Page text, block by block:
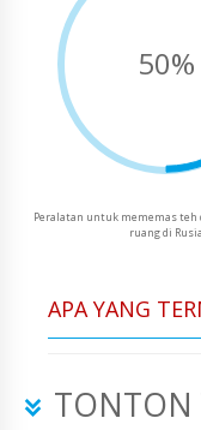
50%
Peralatan untuk mememas teh
ruang di Rusia
APA YANG
TONTON